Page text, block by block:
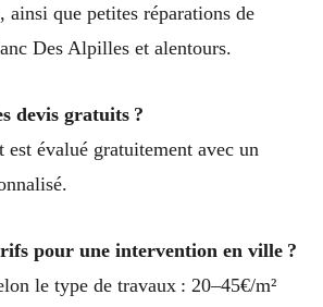
ainsi que petites réparations de
Des Alpilles et alentours.
devis gratuits ?
est évalué gratuitement avec un
pour une intervention en ville ?
le type de travaux : 20–45€/m²